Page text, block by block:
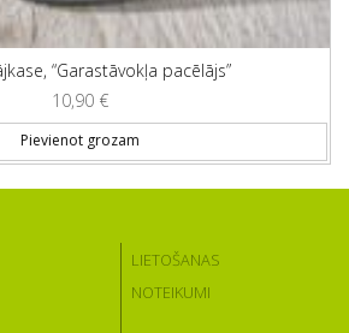
“Garastāvokļa pacēlājs”
10,90 €
Pievienot grozam
LIETOŠANAS
NOTEIKUMI